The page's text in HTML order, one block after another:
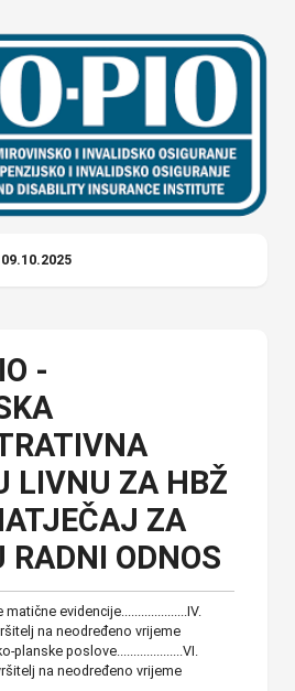
09.10.2025
-
LIVNU ZA HBŽ
ZA
RADNI ODNOS
evidencije....................IV.
na neodređeno vrijeme
planske poslove....................VI.
na neodređeno vrijeme